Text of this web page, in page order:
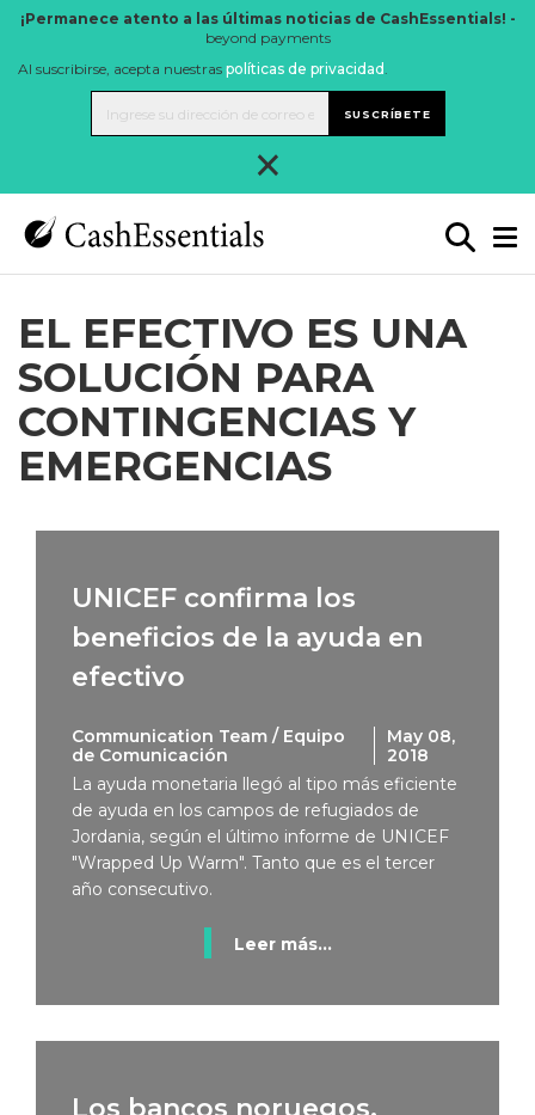
¡Permanece atento a las últimas noticias de CashEssentials! -
beyond payments
Al suscribirse, acepta nuestras políticas de privacidad .
SUSCRÍBETE
×
EL EFECTIVO ES UNA
SOLUCIÓN PARA
CONTINGENCIAS Y
EMERGENCIAS
UNICEF confirma los
beneficios de la ayuda en
efectivo
Communication Team / Equipo
de Comunicación
May 08,
2018
La ayuda monetaria llegó al tipo más eficiente
de ayuda en los campos de refugiados de
Jordania, según el último informe de UNICEF
"Wrapped Up Warm". Tanto que es el tercer
año consecutivo.
Leer más...
Los bancos noruegos,